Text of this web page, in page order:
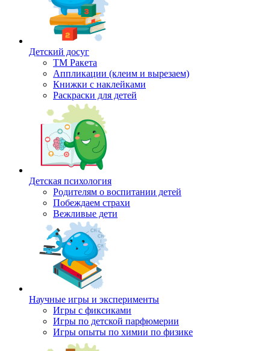
Детский досуг
ТМ Ракета
Аппликации (клеим и вырезаем)
Книжки с наклейками
Раскраски для детей
Детская психология
Родителям о воспитании детей
Побеждаем страхи
Вежливые дети
Научные игры и эксперименты
Игры с фиксиками
Игры по детской парфюмерии
Игры опыты по химии по физике